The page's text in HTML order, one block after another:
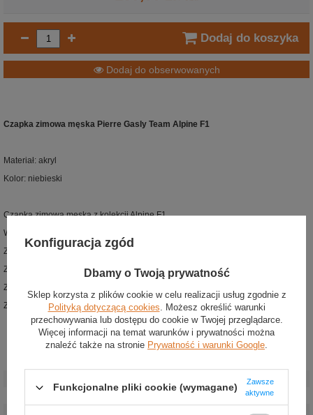
Dodaj do koszyka
Dodaj do obserwowanych
Czapka zimowa męska Pierre Gasly Team Alpine F1
Materiał: akryl
Kolor: niebieski
Czapka zimowa męska z kolekcji Alpine F1
Wykonana z wysokiej jakości akrylu
Zaprojektowana dla fanów Pierre'a Gasly
Z przodu naszywka z logo zespołu
Z tyłu wyszywany numer 10
Z boku haftowany logotyp New Era
Kolor
Niebieski
Konfiguracja zgód
Dbamy o Twoją prywatność
Sklep korzysta z plików cookie w celu realizacji usług zgodnie z
Polityką dotyczącą cookies. Możesz określić warunki
przechowywania lub dostępu do cookie w Twojej przeglądarce.
Więcej informacji na temat warunków i prywatności można
znaleźć także na stronie Prywatność i warunki Google.
Funkcjonalne pliki cookie (wymagane)
Zawsze
aktywne